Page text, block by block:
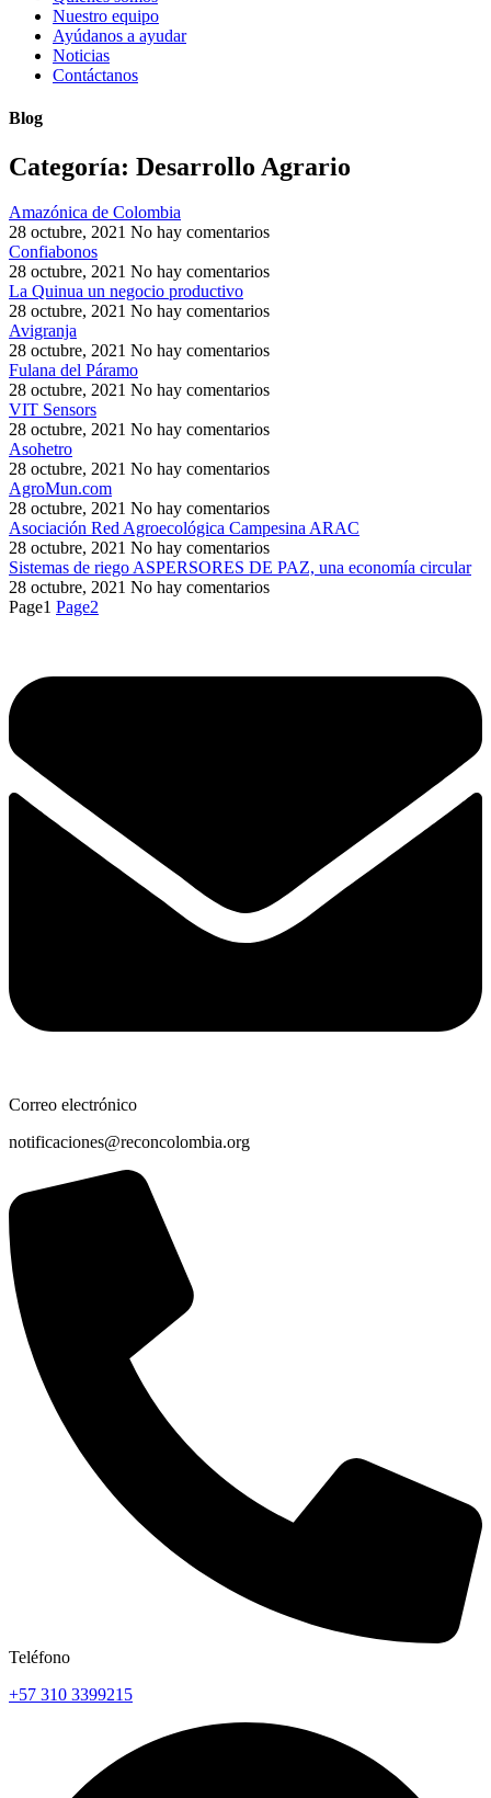
Nuestro equipo
Ayúdanos a ayudar
Noticias
Contáctanos
Blog
Categoría: Desarrollo Agrario
Amazónica de Colombia
28 octubre, 2021 No hay comentarios
Confiabonos
28 octubre, 2021 No hay comentarios
La Quinua un negocio productivo
28 octubre, 2021 No hay comentarios
Avigranja
28 octubre, 2021 No hay comentarios
Fulana del Páramo
28 octubre, 2021 No hay comentarios
VIT Sensors
28 octubre, 2021 No hay comentarios
Asohetro
28 octubre, 2021 No hay comentarios
AgroMun.com
28 octubre, 2021 No hay comentarios
Asociación Red Agroecológica Campesina ARAC
28 octubre, 2021 No hay comentarios
Sistemas de riego ASPERSORES DE PAZ, una economía circular
28 octubre, 2021 No hay comentarios
Page1 Page2
Correo electrónico
notificaciones@reconcolombia.org
Teléfono
+57 310 3399215